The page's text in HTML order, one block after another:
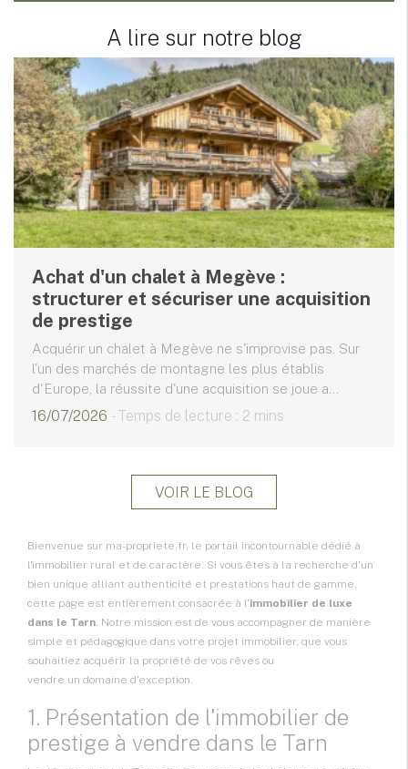
A lire sur notre blog
Achat d'un chalet à Megève :
structurer et sécuriser une acquisition
de prestige
Acquérir un chalet à Megève ne s'improvise pas. Sur
l'un des marchés de montagne les plus établis
d'Europe, la réussite d'une acquisition se joue a...
16/07/2026 - Temps de lecture : 2 mins
VOIR LE BLOG
Bienvenue sur ma-propriete.fr, le portail incontournable dédié à
l'immobilier rural et de caractère. Si vous êtes à la recherche d'un
bien unique alliant authenticité et prestations haut de gamme,
cette page est entièrement consacrée à l'immobilier de luxe
dans le Tarn. Notre mission est de vous accompagner de manière
simple et pédagogique dans votre projet immobilier, que vous
souhaitiez acquérir la propriété de vos rêves ou
vendre un domaine d'exception.
1. Présentation de l'immobilier de
prestige à vendre dans le Tarn